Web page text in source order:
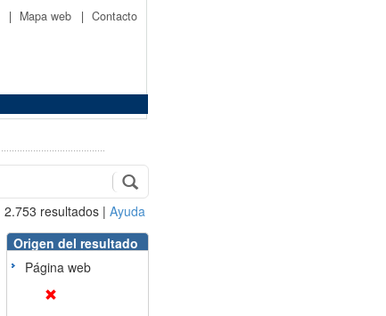
| Mapa web | Contacto
2.753 resultados | Ayuda
Origen del resultado
Página web